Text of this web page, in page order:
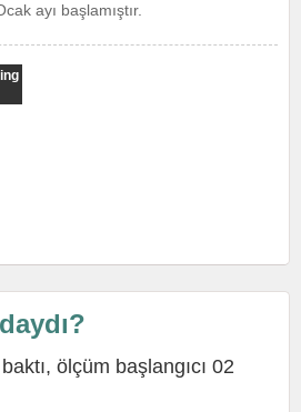
ayı başlamıştır.
ölçüm başlangıcı 02